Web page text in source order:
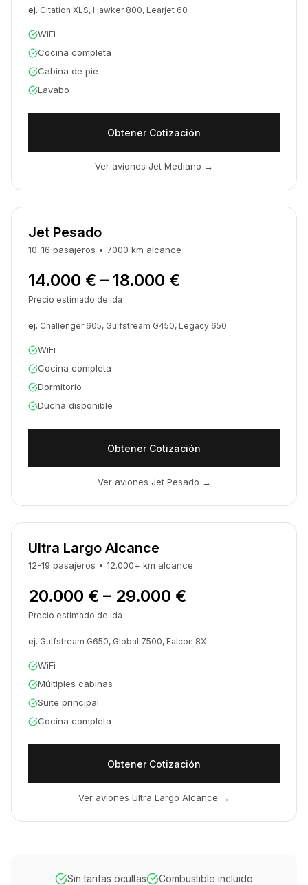
ej. Citation XLS, Hawker 800, Learjet 60
WiFi
Cocina completa
Cabina de pie
Lavabo
Obtener Cotización
Ver aviones Jet Mediano →
Jet Pesado
10-16 pasajeros • 7000 km alcance
14.000 € – 18.000 €
Precio estimado de ida
ej. Challenger 605, Gulfstream G450, Legacy 650
WiFi
Cocina completa
Dormitorio
Ducha disponible
Obtener Cotización
Ver aviones Jet Pesado →
Ultra Largo Alcance
12-19 pasajeros • 12.000+ km alcance
20.000 € – 29.000 €
Precio estimado de ida
ej. Gulfstream G650, Global 7500, Falcon 8X
WiFi
Múltiples cabinas
Suite principal
Cocina completa
Obtener Cotización
Ver aviones Ultra Largo Alcance →
Sin tarifas ocultas Combustible incluido